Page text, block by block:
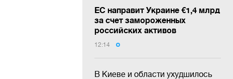
ЕС направит Украине €1,4 млрд
за счет замороженных
российских активов
12:14
В Киеве и области ухудшилось